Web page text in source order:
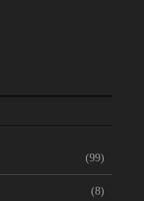
(99)
(8)